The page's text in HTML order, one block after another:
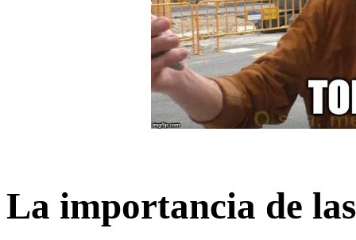
La importancia de